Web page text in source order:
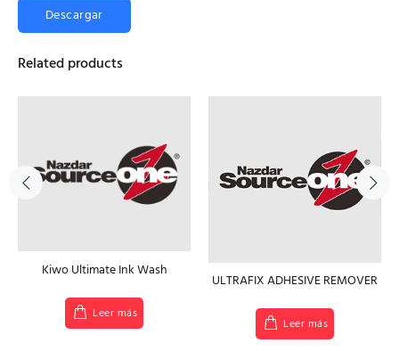
Descargar
Related products
Kiwo Ultimate Ink Wash
Leer más
ULTRAFIX ADHESIVE REMOVER
Leer más